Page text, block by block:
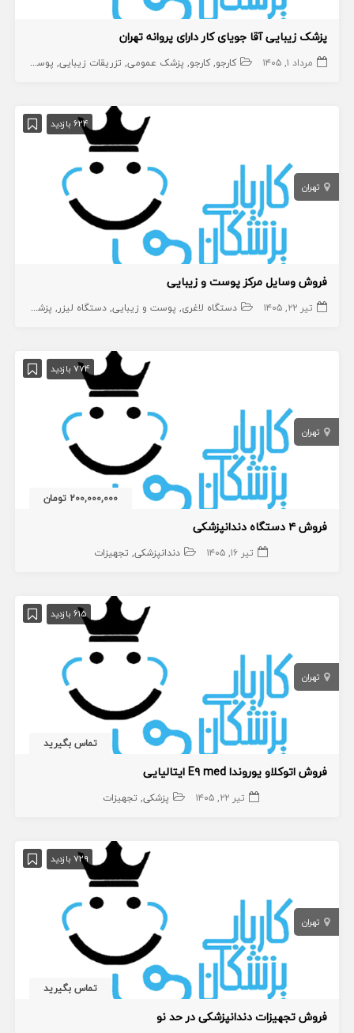
پزشک زیبایی آقا جویای کار دارای پروانه تهران
مرداد ۱, ۱۴۰۵ کارجو کارجو پزشک عمومی تزریقات زیبایی پوست و زیبایی
624 بازدید
تهران
فروش وسایل مرکز پوست و زیبایی
تیر ۲۲, ۱۴۰۵ دستگاه لاغری پوست و زیبایی دستگاه لیزر پزشکی
774 بازدید
تهران
200,000,000 تومان
فروش ۴ دستگاه دندانپزشکی
تیر ۱۶, ۱۴۰۵ دندانپزشکی تجهیزات
615 بازدید
تهران
تماس بگیرید
فروش اتوکلاو یوروندا E۹ med ایتالیایی
تیر ۲۲, ۱۴۰۵ پزشکی تجهیزات
729 بازدید
تهران
تماس بگیرید
فروش تجهیزات دندانپزشکی در حد نو